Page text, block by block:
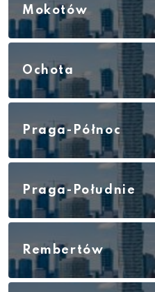
Mokotów
Ochota
Praga-Północ
Praga-Południe
Rembertów